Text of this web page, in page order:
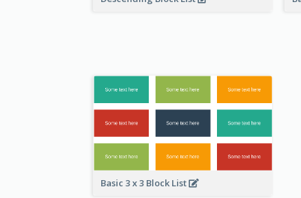
Basic 3 x 3 Block List